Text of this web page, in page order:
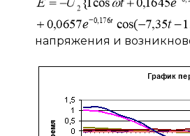
напряжения и